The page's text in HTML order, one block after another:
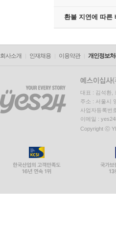
환불 지연에 따른
회사소개 인재채용 이용약관 개인정보처
대표 : 김석환,
주소 : 서울시
사업자등록번
이메일 :
Copyright ⓒ